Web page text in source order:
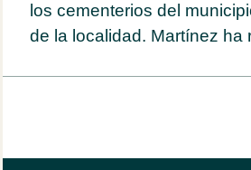
los cementerios del
de la localidad. Martínez ha